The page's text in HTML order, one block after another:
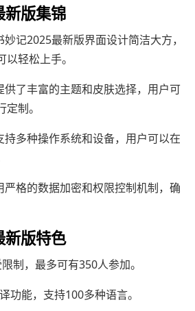
新版集锦
记2025最新版界面设计简洁大方，
轻松上手。
供了丰富的主题和皮肤选择，用户可
制。
持多种操作系统和设备，用户可以在
严格的数据加密和权限控制机制，确
新版特色
制，最多可有350人参加。
功能，支持100多种语言。